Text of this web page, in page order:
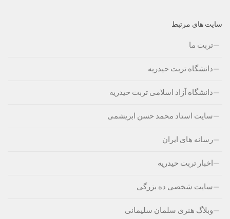
سایت های مرتبط
تربت ما
دانشگاه تربت حیدریه
دانشگاه آزاد اسلامی تربت حیدریه
سایت استاد محمد حسن ابریشمی
رسانه های ایران
اخبار تربت حیدریه
سایت شخصی ده بزرگی
وبلاگ هنری سلمان سلیمانی